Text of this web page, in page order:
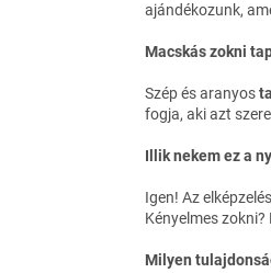
ajándékozunk,
Macskás zokni
Szép és aranyos
fogja, aki azt
Illik nekem ez a
Igen! Az
Kényelmes
Milyen